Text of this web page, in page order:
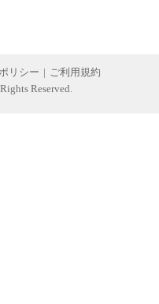
リシー | ご利用規約
Reserved.